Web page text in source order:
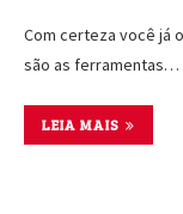
Com certeza você já
são as ferramentas…
LEIA MAIS